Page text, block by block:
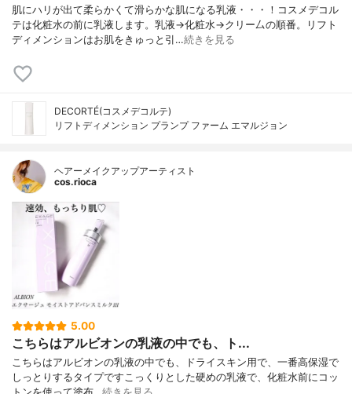
肌にハリが出て柔らかくて滑らかな肌になる乳液・・・！コスメデコル
テは化粧水の前に乳液します。乳液→化粧水→クリー厶の順番。リフト
ディメンションはお肌をきゅっと引…続きを見る
DECORTÉ(コスメデコルテ)
リフトディメンション プランプ ファーム エマルジョン
ヘアーメイクアップアーティスト
cos.rioca
5.00
こちらはアルビオンの乳液の中でも、ト...
こちらはアルビオンの乳液の中でも、ドライスキン用で、一番高保湿で
しっとりするタイプですこっくりとした硬めの乳液で、化粧水前にコッ